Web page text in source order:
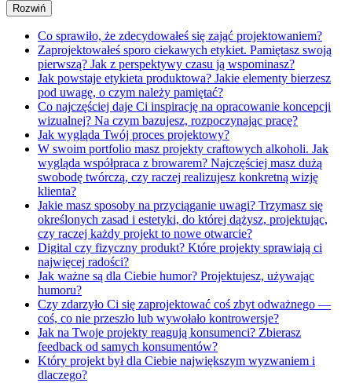
Rozwiń
Co sprawiło, że zdecydowałeś się zająć projektowaniem?
Zaprojektowałeś sporo ciekawych etykiet. Pamiętasz swoją
pierwszą? Jak z perspektywy czasu ją wspominasz?
Jak powstaje etykieta produktowa? Jakie elementy bierzesz
pod uwagę, o czym należy pamiętać?
Co najczęściej daje Ci inspirację na opracowanie koncepcji
wizualnej? Na czym bazujesz, rozpoczynając pracę?
Jak wygląda Twój proces projektowy?
W swoim portfolio masz projekty craftowych alkoholi. Jak
wygląda współpraca z browarem? Najczęściej masz dużą
swobodę twórczą, czy raczej realizujesz konkretną wizję
klienta?
Jakie masz sposoby na przyciąganie uwagi? Trzymasz się
określonych zasad i estetyki, do której dążysz, projektując,
czy raczej każdy projekt to nowe otwarcie?
Digital czy fizyczny produkt? Które projekty sprawiają ci
najwięcej radości?
Jak ważne są dla Ciebie humor? Projektujesz, używając
humoru?
Czy zdarzyło Ci się zaprojektować coś zbyt odważnego —
coś, co nie przeszło lub wywołało kontrowersje?
Jak na Twoje projekty reagują konsumenci? Zbierasz
feedback od samych konsumentów?
Który projekt był dla Ciebie największym wyzwaniem i
dlaczego?